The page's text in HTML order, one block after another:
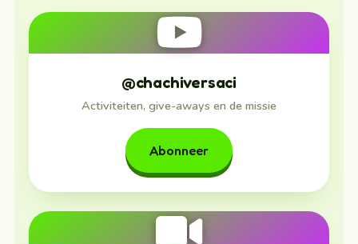
@chachiversaci
Activiteiten, give-aways en de missie
Abonneer